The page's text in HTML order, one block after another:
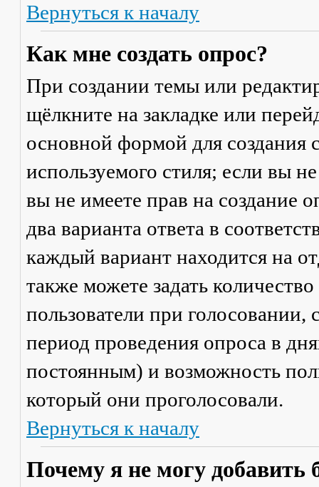
Вернуться к началу
Как мне создать опрос?
При создании темы или
щёлкните на закладке или
основной формой для создания
используемого стиля; если вы
вы не имеете прав на создание
два варианта ответа в
каждый вариант находится на
также можете задать
пользователи при
период проведения опроса в
постоянным) и возможность
который они проголосовали.
Вернуться к началу
Почему я не могу добавить